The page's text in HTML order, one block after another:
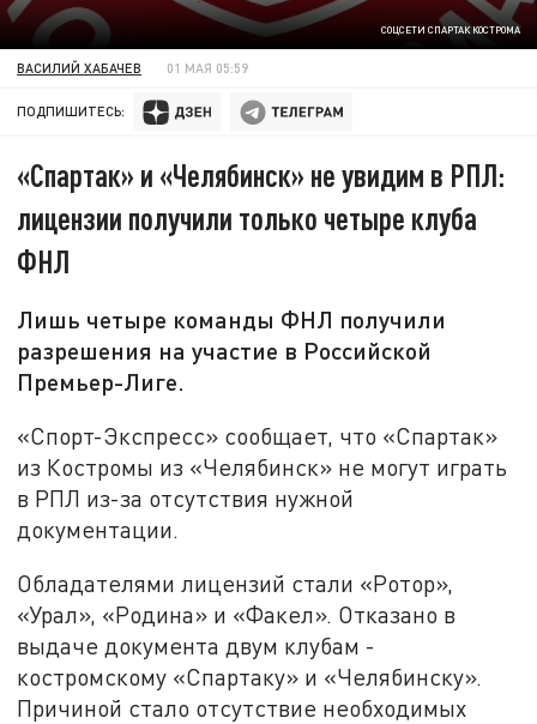
СОЦСЕТИ СПАРТАК КОСТРОМА
ВАСИЛИЙ ХАБАЧЕВ 01 МАЯ 05:59
ПОДПИШИТЕСЬ:
«Спартак» и «Челябинск» не увидим в РПЛ:
лицензии получили только четыре клуба
ФНЛ
Лишь четыре команды ФНЛ получили
разрешения на участие в Российской
Премьер-Лиге.
«Спорт-Экспресс» сообщает, что «Спартак»
из Костромы из «Челябинск» не могут играть
в РПЛ из-за отсутствия нужной
документации.
Обладателями лицензий стали «Ротор»,
«Урал», «Родина» и «Факел». Отказано в
выдаче документа двум клубам -
костромскому «Спартаку» и «Челябинску».
Причиной стало отсутствие необходимых